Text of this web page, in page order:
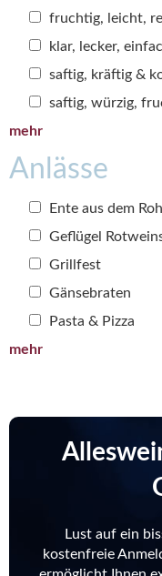
fruchtig, leicht,
klar, lecker,
saftig, kräftig &
saftig, würzig,
mehr
Anlässe
Ente aus dem
Geflügel
Grillfest
Gänsebraten
Pasta & Pizza
mehr
Lust auf ein
kostenfreie